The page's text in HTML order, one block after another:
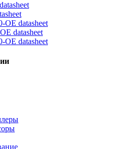
OE datasheet
datasheet
OE datasheet